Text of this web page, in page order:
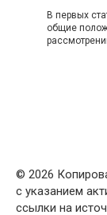
В первых
общие
© 2026
с указанием
ссылки на